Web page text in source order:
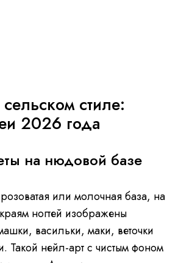
стиле:
2026 года
на нюдовой базе
или молочная база, на
ногтей изображены
васильки, маки, веточки
Такой нейл-арт с чистым фоном